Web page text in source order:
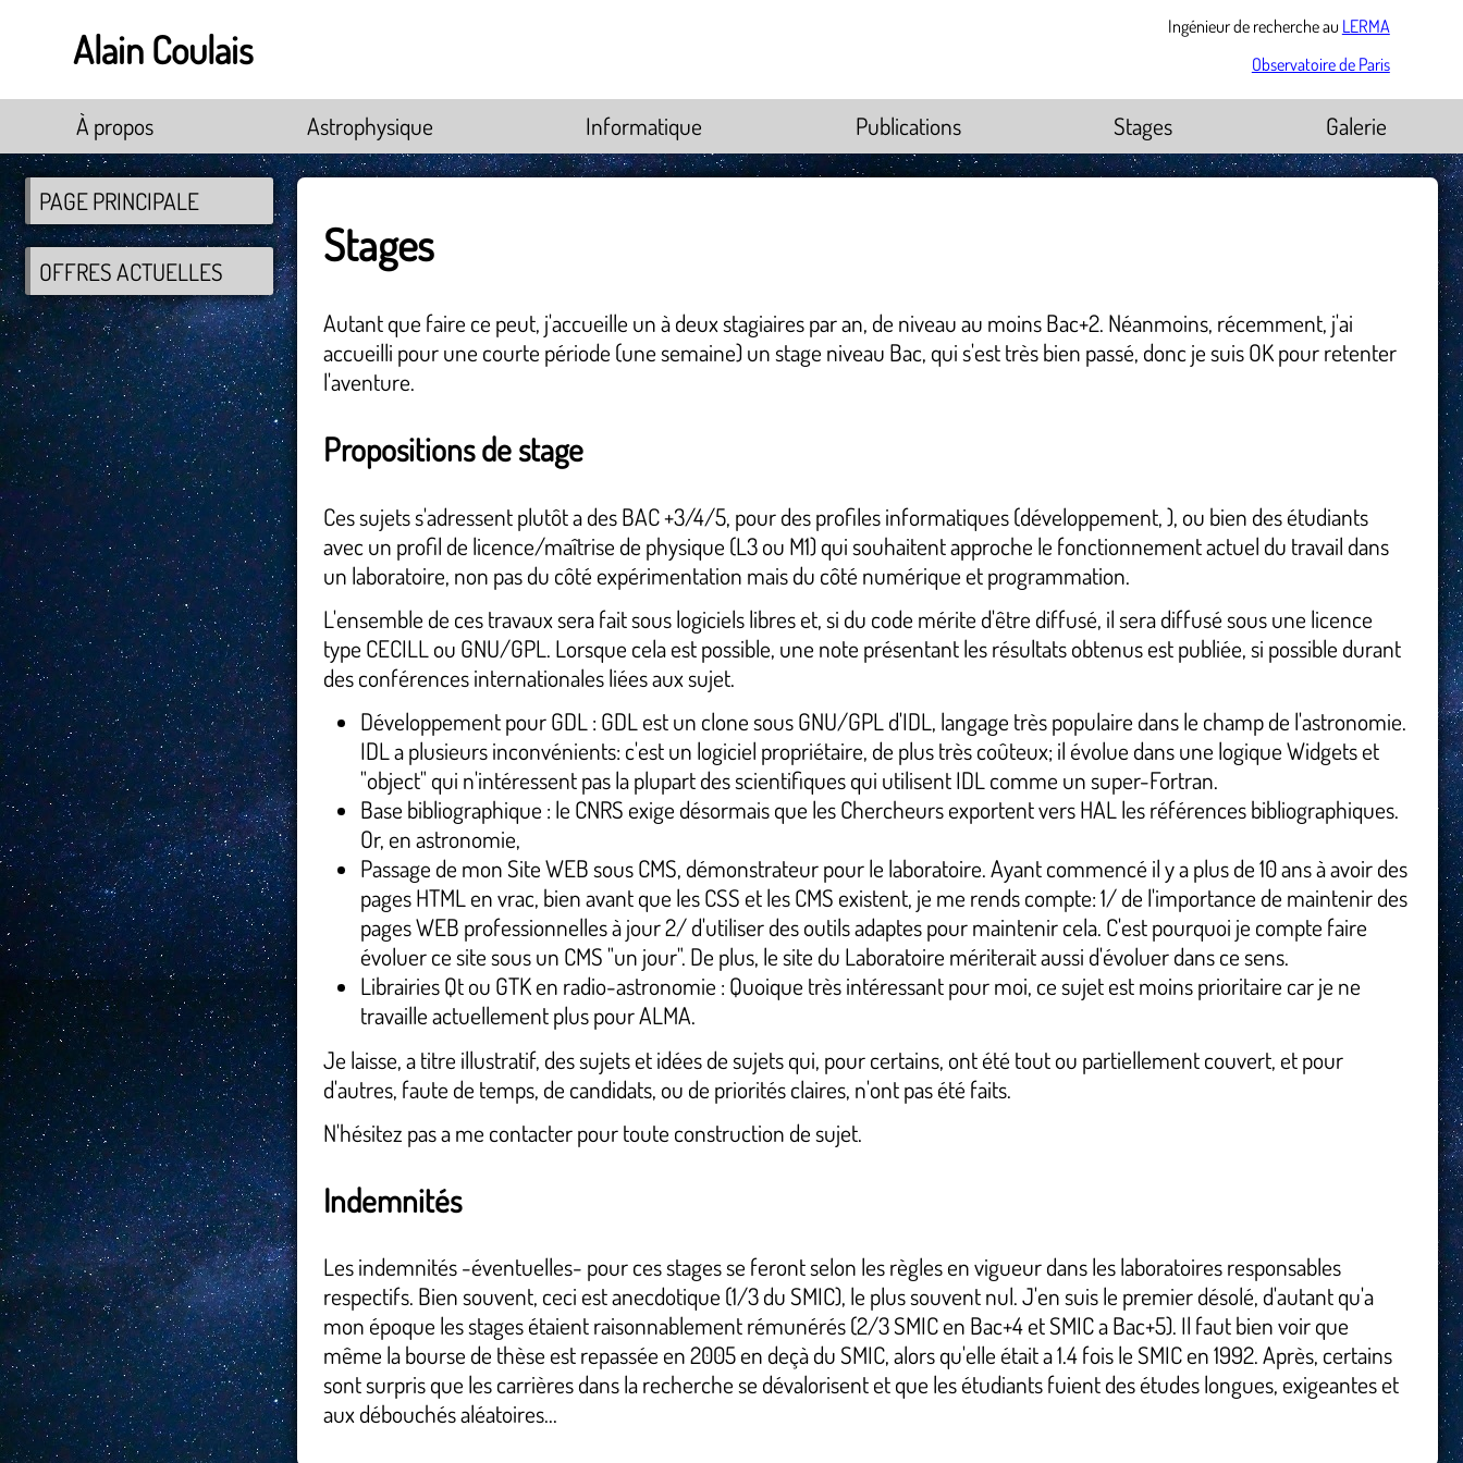
Alain Coulais Ingénieur de recherche au LERMA
Observatoire de Paris
À propos Astrophysique Informatique Publications Stages Galerie
PAGE PRINCIPALE
OFFRES ACTUELLES Stages
Autant que faire ce peut, j'accueille un à deux stagiaires par an, de niveau au moins Bac+2. Néanmoins, récemment, j'ai
accueilli pour une courte période (une semaine) un stage niveau Bac, qui s'est très bien passé, donc je suis OK pour retenter
l'aventure.
Propositions de stage
Ces sujets s'adressent plutôt a des BAC +3/4/5, pour des profiles informatiques (développement, ), ou bien des étudiants
avec un profil de licence/maîtrise de physique (L3 ou M1) qui souhaitent approche le fonctionnement actuel du travail dans
un laboratoire, non pas du côté expérimentation mais du côté numérique et programmation.
L'ensemble de ces travaux sera fait sous logiciels libres et, si du code mérite d'être diffusé, il sera diffusé sous une licence
type CECILL ou GNU/GPL. Lorsque cela est possible, une note présentant les résultats obtenus est publiée, si possible durant
des conférences internationales liées aux sujet.
Développement pour GDL : GDL est un clone sous GNU/GPL d'IDL, langage très populaire dans le champ de l'astronomie.
IDL a plusieurs inconvénients: c'est un logiciel propriétaire, de plus très coûteux; il évolue dans une logique Widgets et
"object" qui n'intéressent pas la plupart des scientifiques qui utilisent IDL comme un super-Fortran.
Base bibliographique : le CNRS exige désormais que les Chercheurs exportent vers HAL les références bibliographiques.
Or, en astronomie,
Passage de mon Site WEB sous CMS, démonstrateur pour le laboratoire. Ayant commencé il y a plus de 10 ans à avoir des
pages HTML en vrac, bien avant que les CSS et les CMS existent, je me rends compte: 1/ de l'importance de maintenir des
pages WEB professionnelles à jour 2/ d'utiliser des outils adaptes pour maintenir cela. C'est pourquoi je compte faire
évoluer ce site sous un CMS "un jour". De plus, le site du Laboratoire mériterait aussi d'évoluer dans ce sens.
Librairies Qt ou GTK en radio-astronomie : Quoique très intéressant pour moi, ce sujet est moins prioritaire car je ne
travaille actuellement plus pour ALMA.
Je laisse, a titre illustratif, des sujets et idées de sujets qui, pour certains, ont été tout ou partiellement couvert, et pour
d'autres, faute de temps, de candidats, ou de priorités claires, n'ont pas été faits.
N'hésitez pas a me contacter pour toute construction de sujet.
Indemnités
Les indemnités -éventuelles- pour ces stages se feront selon les règles en vigueur dans les laboratoires responsables
respectifs. Bien souvent, ceci est anecdotique (1/3 du SMIC), le plus souvent nul. J'en suis le premier désolé, d'autant qu'a
mon époque les stages étaient raisonnablement rémunérés (2/3 SMIC en Bac+4 et SMIC a Bac+5). Il faut bien voir que
même la bourse de thèse est repassée en 2005 en deçà du SMIC, alors qu'elle était a 1.4 fois le SMIC en 1992. Après, certains
sont surpris que les carrières dans la recherche se dévalorisent et que les étudiants fuient des études longues, exigeantes et
aux débouchés aléatoires...